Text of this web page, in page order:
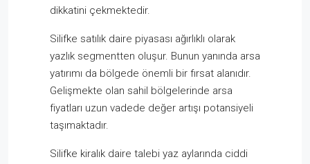
dikkatini çekmektedir.
Silifke satılık daire piyasası ağırlıklı olarak
yazlık segmentten oluşur. Bunun yanında arsa
yatırımı da bölgede önemli bir fırsat alanıdır.
Gelişmekte olan sahil bölgelerinde arsa
fiyatları uzun vadede değer artışı potansiyeli
taşımaktadır.
Silifke kiralık daire talebi yaz aylarında ciddi